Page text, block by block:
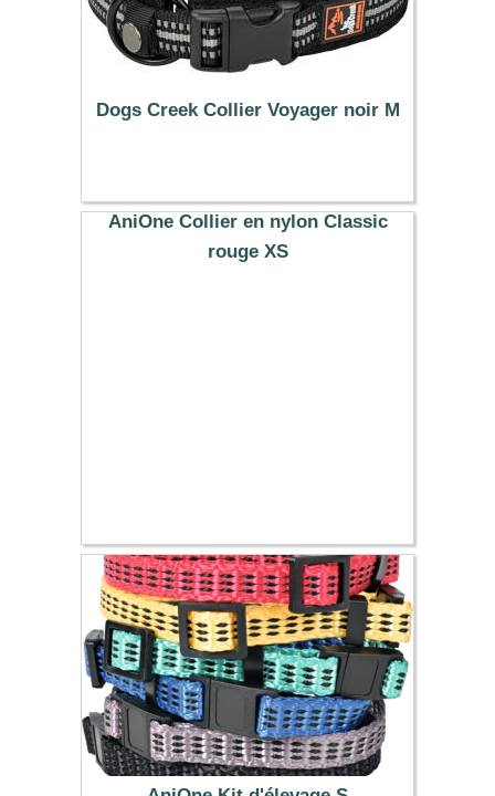
Dogs Creek Collier Voyager noir M
23.99 €
AniOne Collier en nylon Classic
rouge XS